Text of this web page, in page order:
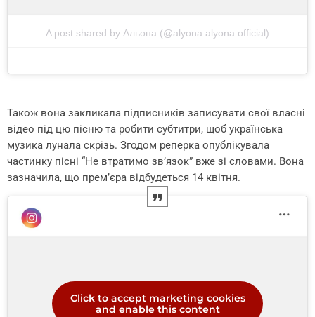
A post shared by Альона (@alyona.alyona.official)
Також вона закликала підписників записувати свої власні
відео під цю пісню та робити субтитри, щоб українська
музика лунала скрізь. Згодом реперка опублікувала
частинку пісні “Не втратимо зв’язок” вже зі словами. Вона
зазначила, що прем’єра відбудеться 14 квітня.
Click to accept marketing cookies
and enable this content